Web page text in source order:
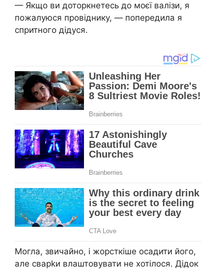
— Якщо ви доторкнетесь до моєї валізи, я
пожалуюся провіднику, — попередила я
спритного дідуся.
Могла, звичайно, і жорсткіше осадити його,
але сварkи влаштовувати не хотілося. Дідок